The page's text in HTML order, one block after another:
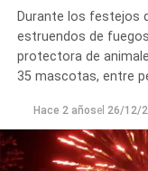
Durante los festejos
estruendos de
protectora de
35 mascotas, entre
Hace 2 añosel 26/12/